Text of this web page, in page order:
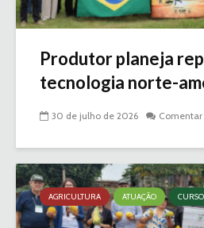
Produtor planeja
tecnologia norte-
30 de julho de 2026 Comentar
AGRICULTURA ATUAÇÃO